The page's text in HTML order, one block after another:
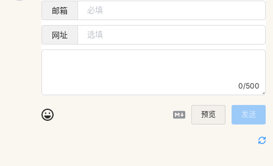
邮箱
网址
0/500
预览 发送